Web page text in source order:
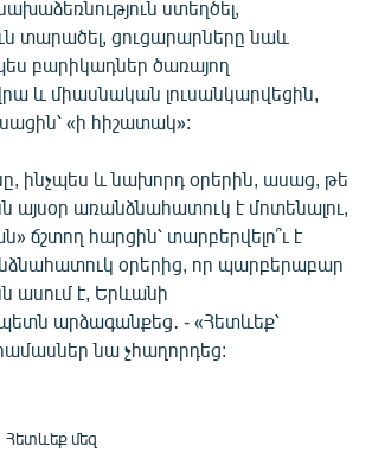
ստեղծել,
տարածել, ցուցարարները նաև
բարիկադներ ծառայող
և միասնական լուսանկարվեցին,
«ի հիշատակ»:
ինչպես և նախորդ օրերին, ասաց, թե
այսօր առանձնահատուկ է մոտենալու,
ճշտող հարցին՝ տարբերվելո՞ւ է
օրերից, որ պարբերաբար
ասում է, Երևանի
արձագանքեց․ - «Հետևեք՝
նա չհաղորդեց:
Հետևեք մեզ